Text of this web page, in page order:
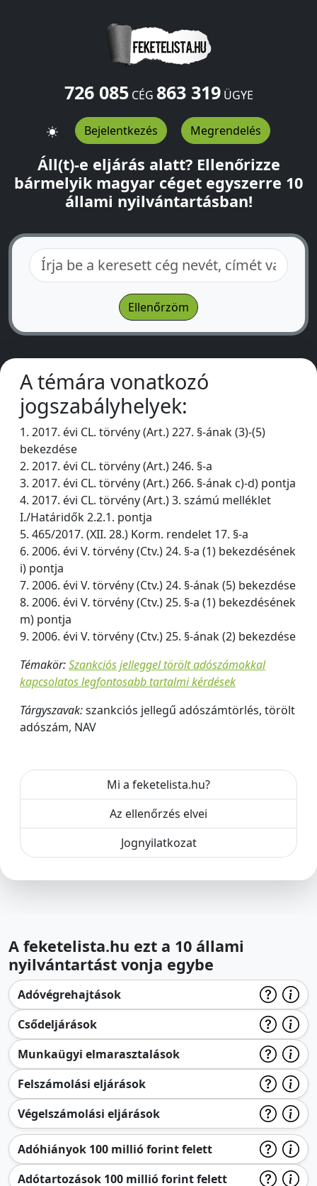
726 085CÉG 863 319ÜGYE
Bejelentkezés Megrendelés
Áll(t)-e eljárás alatt? Ellenőrizze
bármelyik magyar céget egyszerre 10
állami nyilvántartásban!
A témára vonatkozó
jogszabályhelyek:
1. 2017. évi CL. törvény (Art.) 227. §-ának (3)-(5)
bekezdése
2. 2017. évi CL. törvény (Art.) 246. §-a
3. 2017. évi CL. törvény (Art.) 266. §-ának c)-d) pontja
4. 2017. évi CL. törvény (Art.) 3. számú melléklet
I./Határidők 2.2.1. pontja
5. 465/2017. (XII. 28.) Korm. rendelet 17. §-a
6. 2006. évi V. törvény (Ctv.) 24. §-a (1) bekezdésének
i) pontja
7. 2006. évi V. törvény (Ctv.) 24. §-ának (5) bekezdése
8. 2006. évi V. törvény (Ctv.) 25. §-a (1) bekezdésének
m) pontja
9. 2006. évi V. törvény (Ctv.) 25. §-ának (2) bekezdése
Témakör:Szankciós jelleggel törölt adószámokkal
kapcsolatos legfontosabb tartalmi kérdések
Tárgyszavak:szankciós jellegű adószámtörlés, törölt
adószám, NAV
Mi a feketelista.hu?
Az ellenőrzés elvei
Jognyilatkozat
A feketelista.hu ezt a 10 állami
nyilvántartást vonja egybe
Adóvégrehajtások
Csődeljárások
Munkaügyi elmarasztalások
Felszámolási eljárások
Végelszámolási eljárások
Adóhiányok 100 millió forint felett
Adótartozások 100 millió forint felett